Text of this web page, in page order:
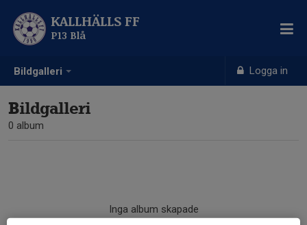
Bildgalleri Logga in
KALLHÄLLS FF
P13 Blå
Bildgalleri
0 album
Inga album skapade